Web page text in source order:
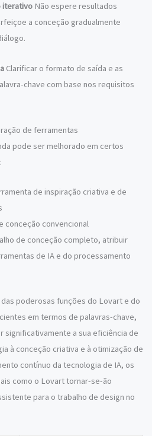
iterativo Não espere resultados
a conceção gradualmente
Clarificar o formato de saída e as
chave com base nos requisitos
de ferramentas
pode ser melhorado em certos
de inspiração criativa e de
conceção convencional
de conceção completo, atribuir
de IA e do processamento
poderosas funções do Lovart e do
em termos de palavras-chave,
significativamente a sua eficiência de
à conceção criativa e à otimização de
contínuo da tecnologia de IA, os
como o Lovart tornar-se-ão
para o trabalho de design no